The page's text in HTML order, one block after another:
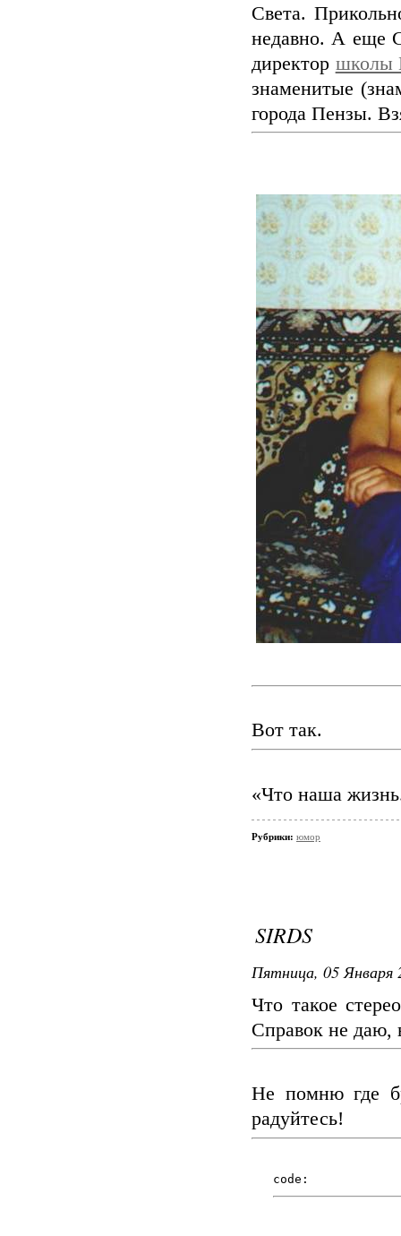
Света.
недавно. А еще
директор школы
знаменитые
города Пензы.
Вот так.
«Что наша
Рубрики: юмор
SIRDS
Пятница, 05 Января
Что такое
Справок не даю,
Не помню где
радуйтесь!
code: